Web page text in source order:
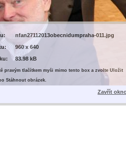
nfan27112013obecnidumpraha-011.jpg
960 x 640
83.98 kB
pravým tlačítkem myši mimo tento box a zvolte Uložit
Stáhnout obrázek.
Zavřít